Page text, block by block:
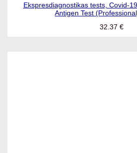
Ekspresdiagnostikas tests, Covid-
Antigen Test
32.37 €